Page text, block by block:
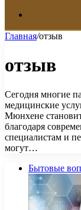
Главная/отзыв
отзыв
Сегодня многие
медицинские
Мюнхене
благодаря
специалистам и
могут…
Бытовые